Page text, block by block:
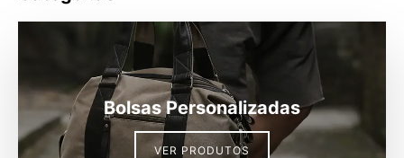
Bolsas Personalizadas
VER PRODUTOS